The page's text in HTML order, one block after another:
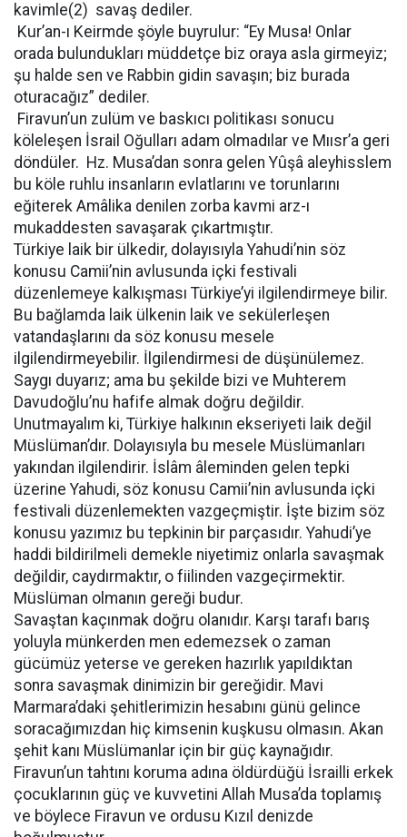
kavimle(2) savaş dediler.
Kur’an-ı Keirmde şöyle buyrulur: “Ey Musa! Onlar
orada bulundukları müddetçe biz oraya asla girmeyiz;
şu halde sen ve Rabbin gidin savaşın; biz burada
oturacağız” dediler.
Firavun’un zulüm ve baskıcı politikası sonucu
köleleşen İsrail Oğulları adam olmadılar ve Mıısr’a geri
döndüler. Hz. Musa’dan sonra gelen Yûşâ aleyhisslem
bu köle ruhlu insanların evlatlarını ve torunlarını
eğiterek Amâlika denilen zorba kavmi arz-ı
mukaddesten savaşarak çıkartmıştır.
Türkiye laik bir ülkedir, dolayısıyla Yahudi’nin söz
konusu Camii’nin avlusunda içki festivali
düzenlemeye kalkışması Türkiye’yi ilgilendirmeye bilir.
Bu bağlamda laik ülkenin laik ve sekülerleşen
vatandaşlarını da söz konusu mesele
ilgilendirmeyebilir. İlgilendirmesi de düşünülemez.
Saygı duyarız; ama bu şekilde bizi ve Muhterem
Davudoğlu’nu hafife almak doğru değildir.
Unutmayalım ki, Türkiye halkının ekseriyeti laik değil
Müslüman’dır. Dolayısıyla bu mesele Müslümanları
yakından ilgilendirir. İslâm âleminden gelen tepki
üzerine Yahudi, söz konusu Camii’nin avlusunda içki
festivali düzenlemekten vazgeçmiştir. İşte bizim söz
konusu yazımız bu tepkinin bir parçasıdır. Yahudi’ye
haddi bildirilmeli demekle niyetimiz onlarla savaşmak
değildir, caydırmaktır, o fiilinden vazgeçirmektir.
Müslüman olmanın gereği budur.
Savaştan kaçınmak doğru olanıdır. Karşı tarafı barış
yoluyla münkerden men edemezsek o zaman
gücümüz yeterse ve gereken hazırlık yapıldıktan
sonra savaşmak dinimizin bir gereğidir. Mavi
Marmara’daki şehitlerimizin hesabını günü gelince
soracağımızdan hiç kimsenin kuşkusu olmasın. Akan
şehit kanı Müslümanlar için bir güç kaynağıdır.
Firavun’un tahtını koruma adına öldürdüğü İsrailli erkek
çocuklarının güç ve kuvvetini Allah Musa’da toplamış
ve böylece Firavun ve ordusu Kızıl denizde